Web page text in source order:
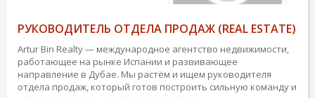
РУКОВОДИТЕЛЬ ОТДЕЛА ПРОДАЖ (REAL ESTATE)
Artur Bin Realty — международное агентство недвижимости,
работающее на рынке Испании и развивающее
направление в Дубае. Мы растём и ищем руководителя
отдела продаж, который готов построить сильную команду и